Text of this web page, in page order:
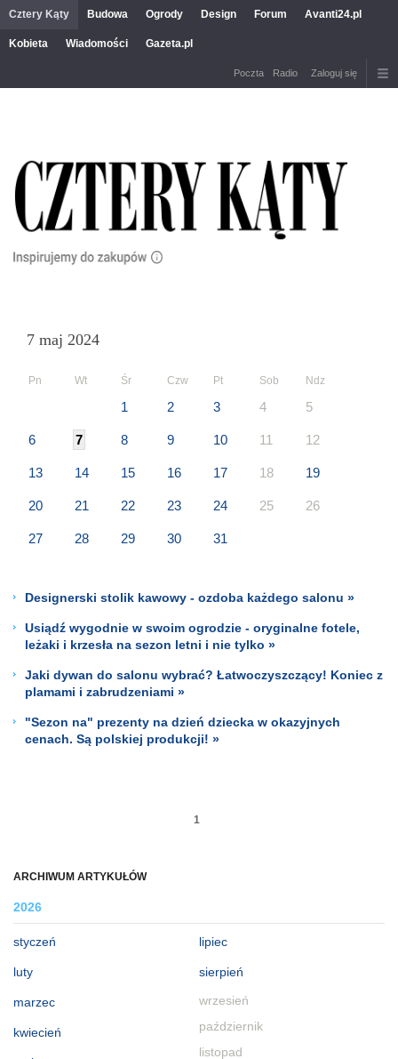
Cztery Kąty Budowa Ogrody Design Forum Avanti24.pl
Kobieta Wiadomości Gazeta.pl
Poczta Radio Zaloguj się
ARCHIWUM ARTYKUŁÓW
2026
styczeń
luty
marzec
kwiecień
lipiec
sierpień
wrzesień
październik
listopad
7 maj 2024
Pn Wt Śr Czw Pt Sob Ndz
1 2 3 4 5
6 7 8 9 10 11 12
13 14 15 16 17 18 19
20 21 22 23 24 25 26
27 28 29 30 31
Designerski stolik kawowy - ozdoba każdego salonu »
Usiądź wygodnie w swoim ogrodzie - oryginalne fotele,
leżaki i krzesła na sezon letni i nie tylko »
Jaki dywan do salonu wybrać? Łatwoczyszczący! Koniec z
plamami i zabrudzeniami »
"Sezon na" prezenty na dzień dziecka w okazyjnych
cenach. Są polskiej produkcji! »
1